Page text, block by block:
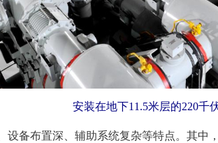
安装在地下11.5米层的220千
布置深、辅助系统复杂等特点。其中